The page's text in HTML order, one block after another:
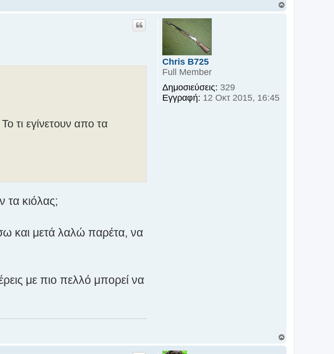
Chris B725
Full Member
Δημοσιεύσεις: 329
Εγγραφή: 12 Οκτ 2015, 16:45
τι εγίνετουν απο τα
τα κιόλας;
και μετά λαλώ παρέτα, να
με πιο πελλό μπορεί να